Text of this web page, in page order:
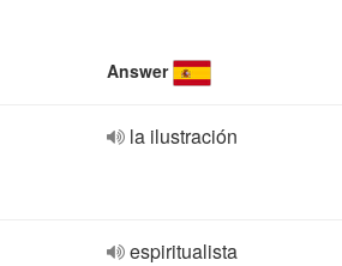
Answer
la ilustración
espiritualista